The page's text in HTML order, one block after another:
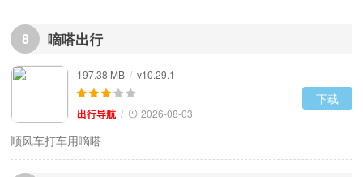
8 嘀嗒出行
197.38 MB / v10.29.1
出行导航 / 2026-08-03
下载
顺风车打车用嘀嗒